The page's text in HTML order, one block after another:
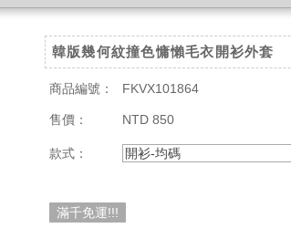
韓版幾何紋撞色慵懶毛衣開衫外套
商品編號： FKVX101864
售價： NTD 850
款式： 開衫-均碼
滿千免運!!!